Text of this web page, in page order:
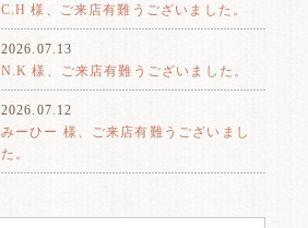
C.H 様、ご来店有難うございました。
2026.07.13
N.K 様、ご来店有難うございました。
2026.07.12
みーひー 様、ご来店有難うございまし
た。